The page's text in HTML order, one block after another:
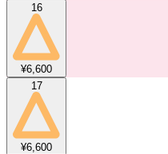
16
¥6,600
17
¥6,600